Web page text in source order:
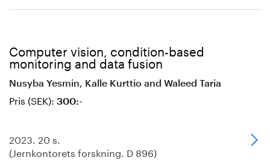
Computer vision, condition-based
monitoring and data fusion
Nusyba Yesmin, Kalle Kurttio and Waleed Taria
Pris (SEK): 300:-
2023. 20 s.
(Jernkontorets forskning. D 896)